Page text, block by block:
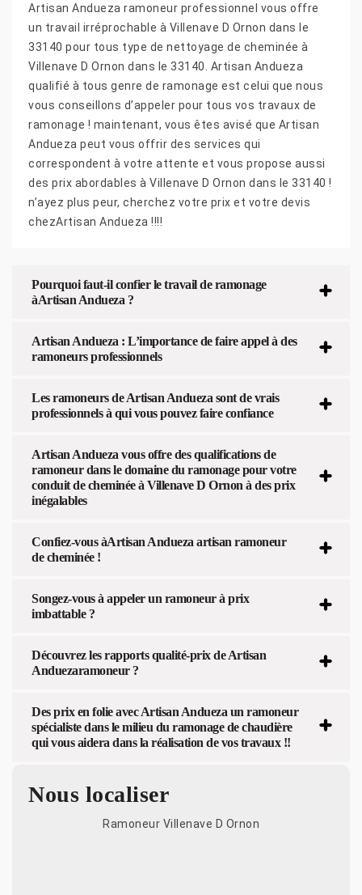
Artisan Andueza ramoneur professionnel vous offre
un travail irréprochable à Villenave D Ornon dans le
33140 pour tous type de nettoyage de cheminée à
Villenave D Ornon dans le 33140. Artisan Andueza
qualifié à tous genre de ramonage est celui que nous
vous conseillons d’appeler pour tous vos travaux de
ramonage ! maintenant, vous êtes avisé que Artisan
Andueza peut vous offrir des services qui
correspondent à votre attente et vous propose aussi
des prix abordables à Villenave D Ornon dans le 33140 !
n’ayez plus peur, cherchez votre prix et votre devis
chezArtisan Andueza !!!!
Pourquoi faut-il confier le travail de ramonage
àArtisan Andueza ?
Artisan Andueza : L’importance de faire appel à des
ramoneurs professionnels
Les ramoneurs de Artisan Andueza sont de vrais
professionnels à qui vous pouvez faire confiance
Artisan Andueza vous offre des qualifications de
ramoneur dans le domaine du ramonage pour votre
conduit de cheminée à Villenave D Ornon à des prix
inégalables
Confiez-vous àArtisan Andueza artisan ramoneur
de cheminée !
Songez-vous à appeler un ramoneur à prix
imbattable ?
Découvrez les rapports qualité-prix de Artisan
Anduezaramoneur ?
Des prix en folie avec Artisan Andueza un ramoneur
spécialiste dans le milieu du ramonage de chaudière
qui vous aidera dans la réalisation de vos travaux !!
Nous localiser
Ramoneur Villenave D Ornon